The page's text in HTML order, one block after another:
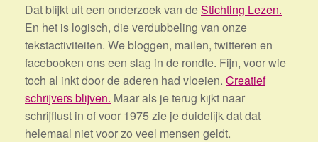
Dat blijkt uit een onderzoek van deStichting Lezen.
En het is logisch, die verdubbeling van onze
tekstactiviteiten. We bloggen, mailen, twitteren en
facebooken ons een slag in de rondte. Fijn, voor wie
toch al inkt door de aderen had vloeien. Creatief
schrijvers blijven. Maar als je terug kijkt naar
schrijflust in of voor 1975 zie je duidelijk dat dat
helemaal niet voor zo veel mensen geldt.